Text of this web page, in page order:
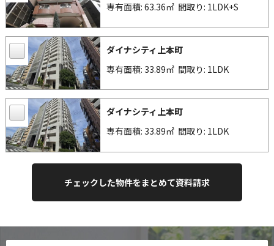
専有面積: 63.36㎡ 間取り: 1LDK+S
ダイナシティ上本町
専有面積: 33.89㎡ 間取り: 1LDK
ダイナシティ上本町
専有面積: 33.89㎡ 間取り: 1LDK